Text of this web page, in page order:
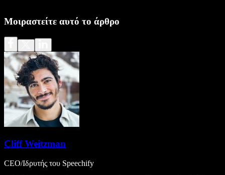
Μοιραστείτε αυτό το άρθρο
Cliff Weitzman
CEO/Ιδρυτής του Speechify